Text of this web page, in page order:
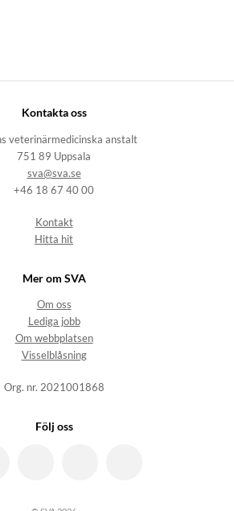
Kontakta oss
veterinärmedicinska anstalt
751 89 Uppsala
sva@sva.se
+46 18 67 40 00
Kontakt
Hitta hit
Mer om SVA
Om oss
Lediga jobb
Om webbplatsen
Visselblåsning
Org. nr. 2021001868
Följ oss